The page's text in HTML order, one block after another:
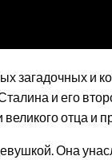
загадочных и
и его
отца и
Она